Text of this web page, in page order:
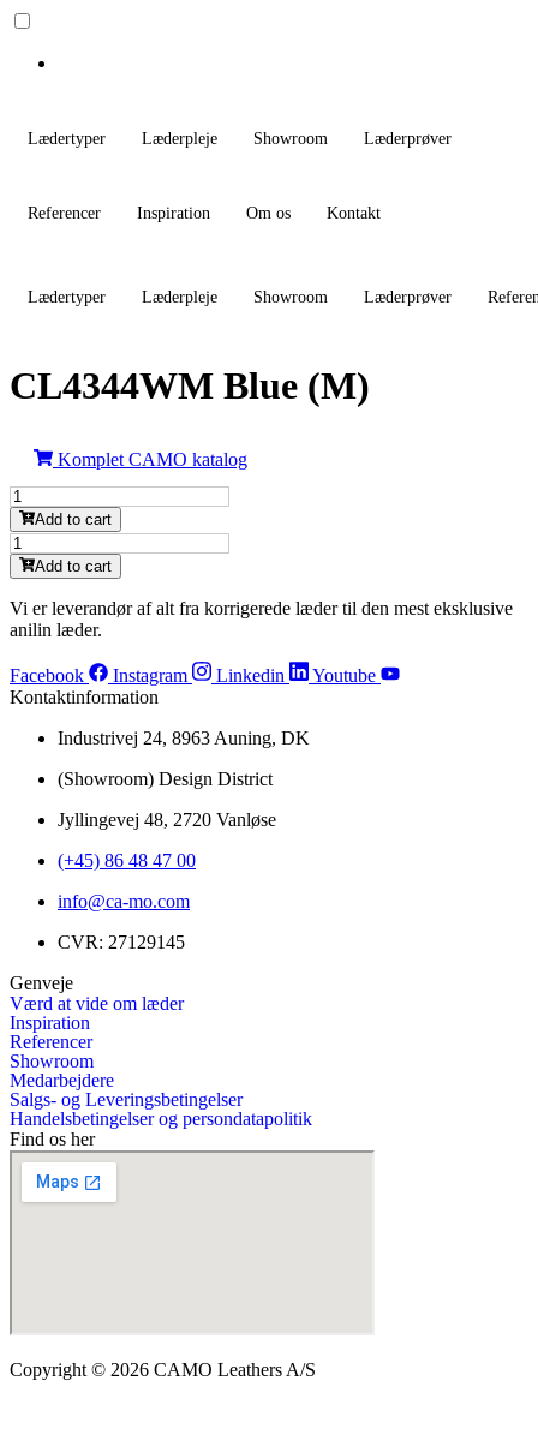
Lædertyper Læderpleje Showroom Læderprøver
Referencer Inspiration Om os Kontakt
Lædertyper Læderpleje Showroom Læderprøver
CL4344WM Blue (M)
Komplet CAMO katalog
CL4344WM
Blue
(M)
antal
Add to cart
CL4344WM
Blue
(M)
antal
Add to cart
Vi er leverandør af alt fra korrigerede læder til den mest eksklusive
anilin læder.
Facebook Instagram Linkedin
Youtube
Kontaktinformation
Industrivej 24, 8963 Auning, DK
(Showroom) Design District
Jyllingevej 48, 2720 Vanløse
(+45) 86 48 47 00
info@ca-mo.com
CVR: 27129145
Genveje
Værd at vide om læder
Inspiration
Referencer
Showroom
Medarbejdere
Salgs- og Leveringsbetingelser
Handelsbetingelser og persondatapolitik
Find os her
Copyright © 2026 CAMO Leathers A/S